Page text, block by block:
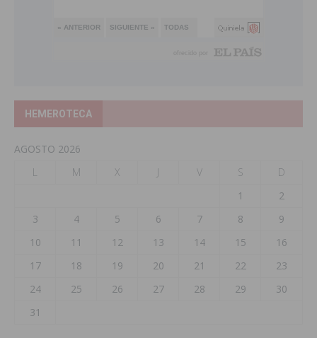
HEMEROTECA
AGOSTO 2026
L
M X J V S
D
1
2
3
4 5 6 7 8
9
10
11 12 13 14 15
16
17
18 19 20 21 22
23
24
25 26 27 28 29
30
31